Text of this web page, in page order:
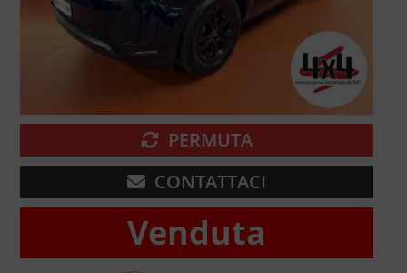
PERMUTA
CONTATTACI
Venduta